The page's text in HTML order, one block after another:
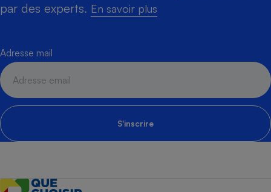
par des experts. En savoir plus
Adresse mail
S'inscrire